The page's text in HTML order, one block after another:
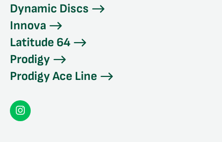
Dynamic Discs
Innova
Latitude 64
Prodigy
Prodigy Ace Line
Seconddisc